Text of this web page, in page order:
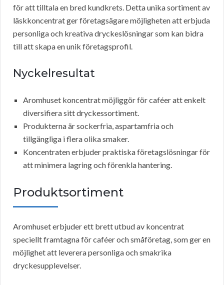
för att tilltala en bred kundkrets. Detta unika sortiment av
läskkoncentrat ger företagsägare möjligheten att erbjuda
personliga och kreativa dryckeslösningar som kan bidra
till att skapa en unik företagsprofil.
Nyckelresultat
Aromhuset koncentrat möjliggör för caféer att enkelt
diversifiera sitt dryckessortiment.
Produkterna är sockerfria, aspartamfria och
tillgängliga i flera olika smaker.
Koncentraten erbjuder praktiska företagslösningar för
att minimera lagring och förenkla hantering.
Produktsortiment
Aromhuset erbjuder ett brett utbud av koncentrat
speciellt framtagna för caféer och småföretag, som ger en
möjlighet att leverera personliga och smakrika
dryckesupplevelser.